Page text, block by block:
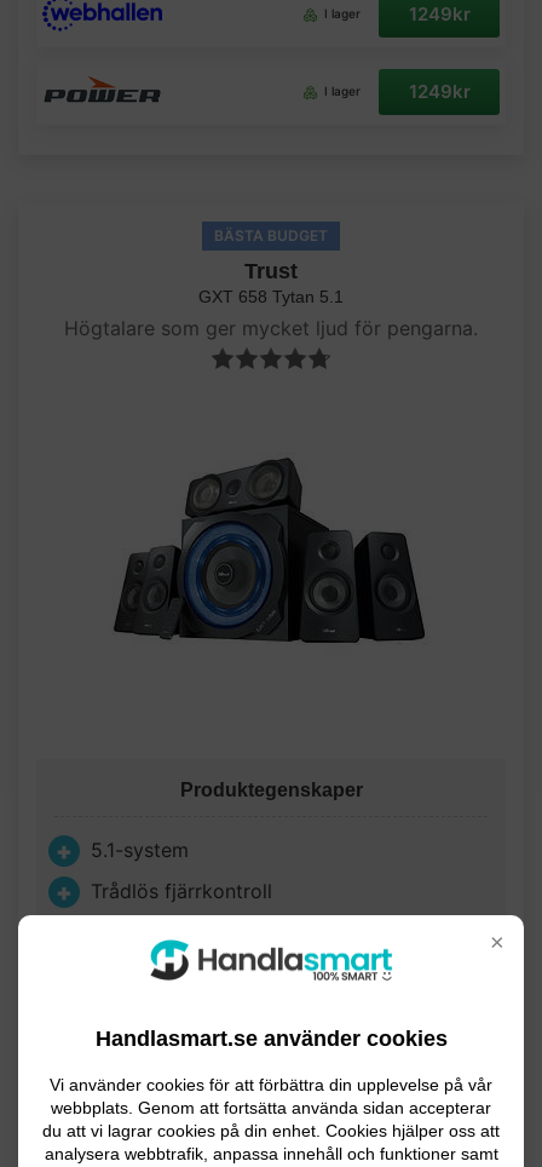
×
Handlasmart.se använder cookies
Vi använder cookies för att förbättra din upplevelse på vår
webbplats. Genom att fortsätta använda sidan accepterar
du att vi lagrar cookies på din enhet. Cookies hjälper oss att
analysera webbtrafik, anpassa innehåll och funktioner samt
I lager 1249kr
I lager 1249kr
BÄSTA BUDGET
Trust
GXT 658 Tytan 5.1
Högtalare som ger mycket ljud för pengarna.
Produktegenskaper
5.1-system
Trådlös fjärrkontroll
system som gör att du kan lyssna på kraftfullt ljud när
du spelar, kollar på film eller lyssnar på musik.
Designen är modern med eleganta och